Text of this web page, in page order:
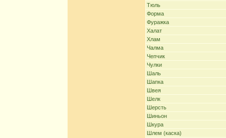
Тюль
Форма
Фуражка
Халат
Хлам
Чалма
Чепчик
Чулки
Шаль
Шапка
Швея
Шелк
Шерсть
Шиньон
Шкура
Шлем (каска)